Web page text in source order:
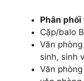
Phân
Cặp/balo
Văn
sinh, sinh
Văn